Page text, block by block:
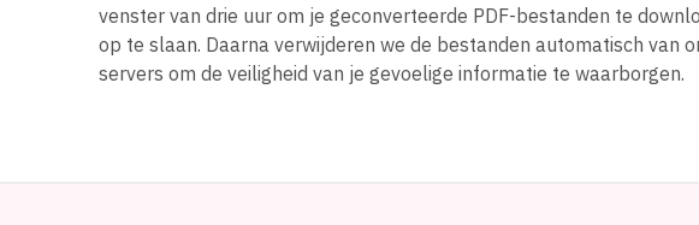
venster van drie uur om je geconverteerde PDF-bestanden te
op te slaan. Daarna verwijderen we de bestanden automatisch van
servers om de veiligheid van je gevoelige informatie te waarborgen.